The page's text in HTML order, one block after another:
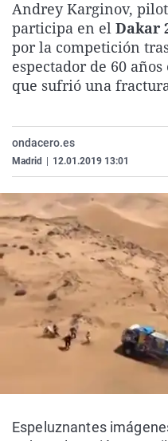
Andrey Karginov,
participa en el Dakar
por la competición
espectador de 60
que sufrió una
ondacero.es
Madrid 12.01.2019 13:01
Espeluznantes